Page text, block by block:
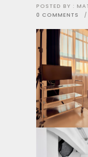
POSTED BY :
0 COMMENTS
/